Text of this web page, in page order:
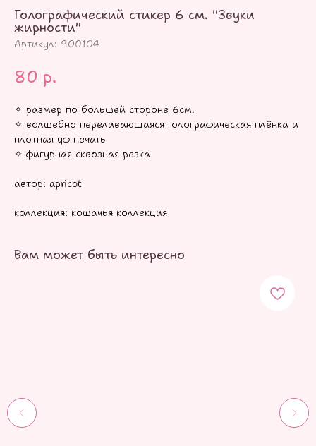
Голографический стикер 6 см. "Звуки
жирности"
Артикул: 900104
80 р.
✧ размер по большей стороне 6см.
✧ волшебно переливающаяся голографическая плёнка и
плотная уф печать
✧ фигурная сквозная резка
автор: apricot
коллекция: кошачья коллекция
Вам может быть интересно